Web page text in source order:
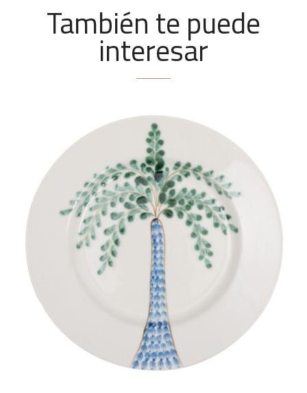
También te puede
interesar